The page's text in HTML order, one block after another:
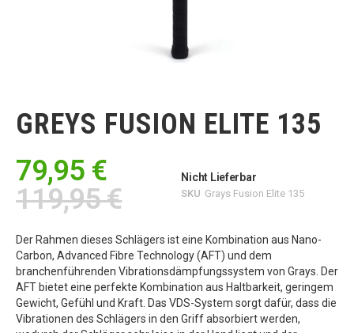
Bildgalerie
springen
GREYS FUSION ELITE 135
79,95 €
119,95 €
Nicht Lieferbar
SKU Grays Fusion Elite 135
Der Rahmen dieses Schlägers ist eine Kombination aus Nano-
Carbon, Advanced Fibre Technology (AFT) und dem
branchenführenden Vibrationsdämpfungssystem von Grays. Der
AFT bietet eine perfekte Kombination aus Haltbarkeit, geringem
Gewicht, Gefühl und Kraft. Das VDS-System sorgt dafür, dass die
Vibrationen des Schlägers in den Griff absorbiert werden,